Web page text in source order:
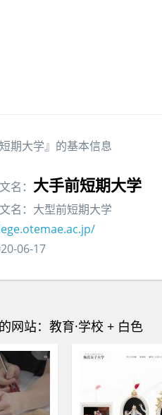
期大学』的基本信息
名： 大手前短期大学
名：大型前短期大学
06-17
网站：教育·学校 + 白色